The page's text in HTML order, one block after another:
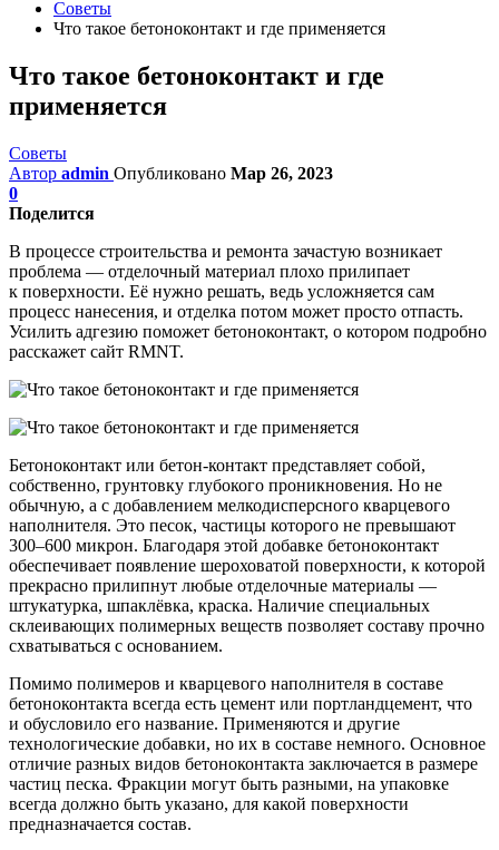
Советы
Что такое бетоноконтакт и где применяется
Что такое бетоноконтакт и где
применяется
Советы
Автор admin Опубликовано Мар 26, 2023
0
Поделится
В процессе строительства и ремонта зачастую возникает
проблема — отделочный материал плохо прилипает
к поверхности. Её нужно решать, ведь усложняется сам
процесс нанесения, и отделка потом может просто отпасть.
Усилить адгезию поможет бетоноконтакт, о котором подробно
расскажет сайт RMNT.
Бетоноконтакт или бетон-контакт представляет собой,
собственно, грунтовку глубокого проникновения. Но не
обычную, а с добавлением мелкодисперсного кварцевого
наполнителя. Это песок, частицы которого не превышают
300–600 микрон. Благодаря этой добавке бетоноконтакт
обеспечивает появление шероховатой поверхности, к которой
прекрасно прилипнут любые отделочные материалы —
штукатурка, шпаклёвка, краска. Наличие специальных
склеивающих полимерных веществ позволяет составу прочно
схватываться с основанием.
Помимо полимеров и кварцевого наполнителя в составе
бетоноконтакта всегда есть цемент или портландцемент, что
и обусловило его название. Применяются и другие
технологические добавки, но их в составе немного. Основное
отличие разных видов бетоноконтакта заключается в размере
частиц песка. Фракции могут быть разными, на упаковке
всегда должно быть указано, для какой поверхности
предназначается состав.